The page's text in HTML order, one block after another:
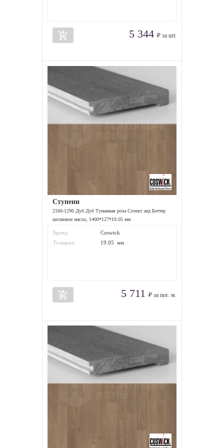
add_shopping_cart 5 344 ₽ за шт.
Ступени
2160-1290 Дуб Дуб Туманная роза Селект энд Беттер
шелковое масло, 1400*127*19.05 мм
Бренд:
Coswick
Толщина:
19.05 мм
add_shopping_cart 5 711 ₽ за пог. м.